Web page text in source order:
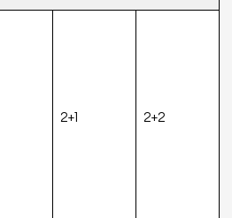
2+1 2+2